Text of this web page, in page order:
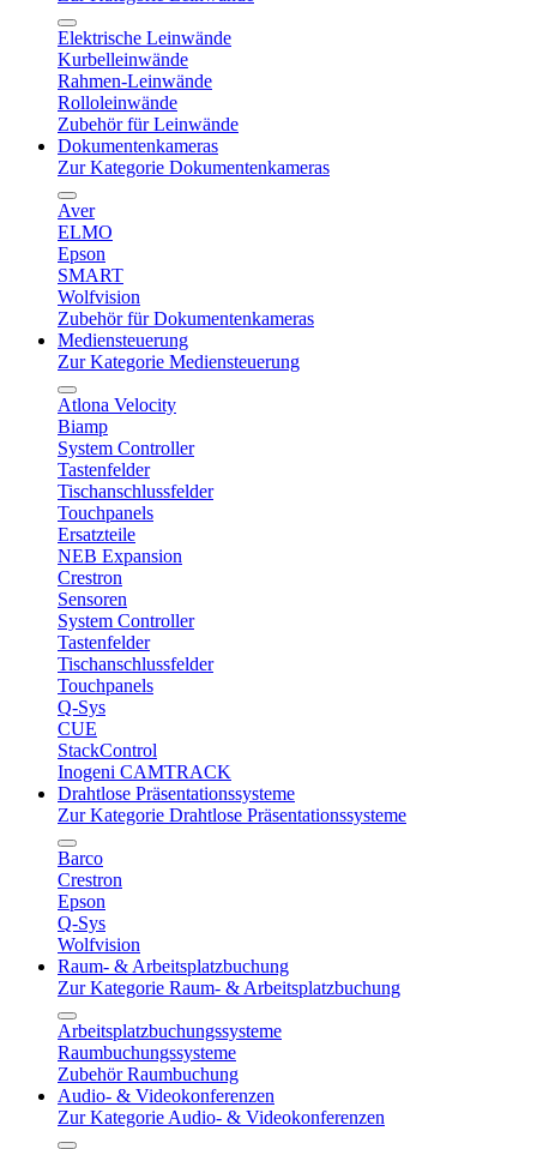
Elektrische Leinwände
Kurbelleinwände
Rahmen-Leinwände
Rolloleinwände
Zubehör für Leinwände
Dokumentenkameras
Zur Kategorie Dokumentenkameras
Aver
ELMO
Epson
SMART
Wolfvision
Zubehör für Dokumentenkameras
Mediensteuerung
Zur Kategorie Mediensteuerung
Atlona Velocity
Biamp
System Controller
Tastenfelder
Tischanschlussfelder
Touchpanels
Ersatzteile
NEB Expansion
Crestron
Sensoren
System Controller
Tastenfelder
Tischanschlussfelder
Touchpanels
Q-Sys
CUE
StackControl
Inogeni CAMTRACK
Drahtlose Präsentationssysteme
Zur Kategorie Drahtlose Präsentationssysteme
Barco
Crestron
Epson
Q-Sys
Wolfvision
Raum- & Arbeitsplatzbuchung
Zur Kategorie Raum- & Arbeitsplatzbuchung
Arbeitsplatzbuchungssysteme
Raumbuchungssysteme
Zubehör Raumbuchung
Audio- & Videokonferenzen
Zur Kategorie Audio- & Videokonferenzen